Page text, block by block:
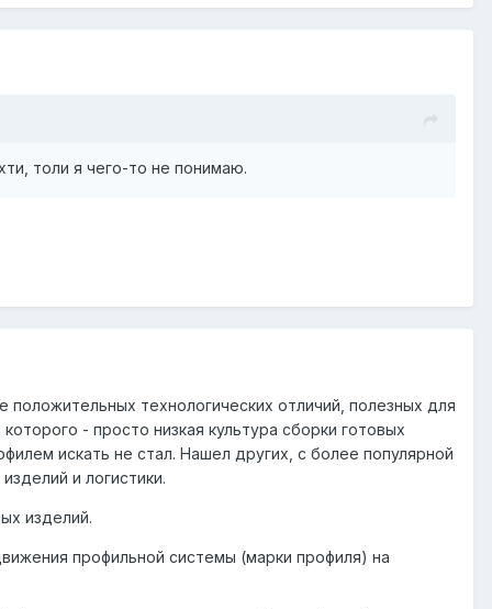
толи я чего-то не понимаю.
технологических отличий, полезных для
- просто низкая культура сборки готовых
искать не стал. Нашел других, с более популярной
и логистики.
изделий.
профильной системы (марки профиля) на